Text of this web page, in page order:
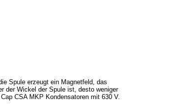
Spule erzeugt ein Magnetfeld, das
der Wickel der Spule ist, desto weniger
CSA MKP Kondensatoren mit 630 V.